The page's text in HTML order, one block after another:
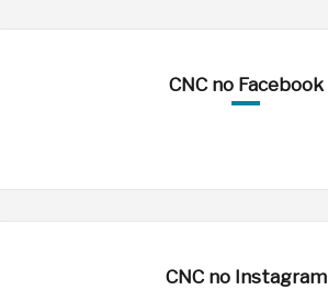
CNC no Facebook
CNC no Instagram